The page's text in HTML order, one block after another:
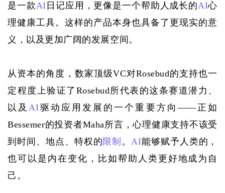
是一款AI 日记应用，更像是一个帮助人成长的AI心
理健康工具。这样的产品本身也具备了更现实的意
义，以及更加广阔的发展空间。
从资本的角度，数家顶级VC对Rosebud的支持也一
定程度上验证了Rosebud所代表的这条赛道潜力、
以及AI驱动应用发展的一个重要方向——正如
Bessemer的投资者Maha所言，心理健康支持不该受
到时间、地点、特权的 限制 。AI能够赋予人类的，
也可以是内在变化，比如帮助人类更好地成为自
己。